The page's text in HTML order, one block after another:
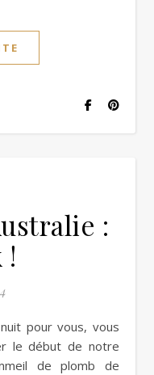
:
!
le début de notre
de plomb de